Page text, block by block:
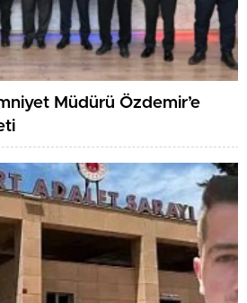
Müdürü Özdemir’e